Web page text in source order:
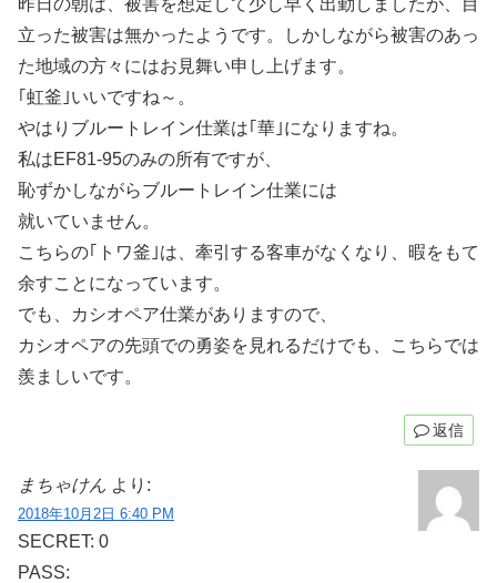
立った被害は無かったようです。しかしながら被害のあっ
た地域の方々にはお見舞い申し上げます。
｢虹釜｣いいですね～。
やはりブルートレイン仕業は｢華｣になりますね。
私はEF81-95のみの所有ですが、
恥ずかしながらブルートレイン仕業には
就いていません。
こちらの｢トワ釜｣は、牽引する客車がなくなり、暇をもて
余すことになっています。
でも、カシオペア仕業がありますので、
カシオペアの先頭での勇姿を見れるだけでも、こちらでは
羨ましいです。
返信
まちゃけん より:
2018年10月2日 6:40 PM
SECRET: 0
PASS: